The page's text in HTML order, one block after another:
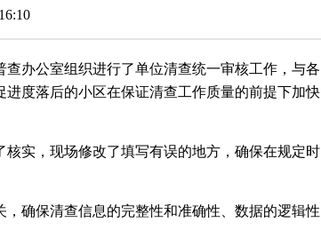
办公室组织进行了单位清查统一审核工作，与各
度落后的小区在保证清查工作质量的前提下加快
实，现场修改了填写有误的地方，确保在规定时
确保清查信息的完整性和准确性、数据的逻辑性